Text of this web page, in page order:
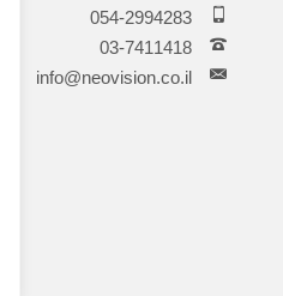
054-2994283
03-7411418‏
info@neovision.co.il